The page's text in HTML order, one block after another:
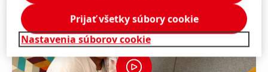
Nastavenia súborov cookie
Prijať všetky súbory cookie